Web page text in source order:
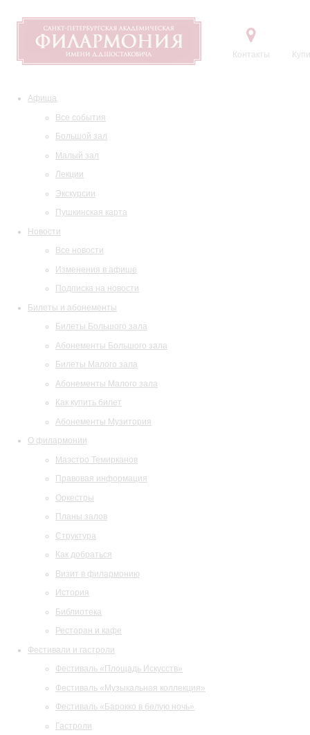
Контакты
Афиша
Все события
Большой зал
Малый зал
Лекции
Экскурсии
Пушкинская карта
Новости
Все новости
Изменения в афише
Подписка на новости
Билеты и абонементы
Билеты Большого зала
Абонементы Большого зала
Билеты Малого зала
Абонементы Малого зала
Как купить билет
Абонементы Музитория
О филармонии
Маэстро Темирканов
Правовая информация
Оркестры
Планы залов
Структура
Как добраться
Визит в филармонию
История
Библиотека
Ресторан и кафе
Фестивали и гастроли
Фестиваль «Площадь Искусств»
Фестиваль «Музыкальная коллекция»
Фестиваль «Барокко в белую ночь»
Гастроли